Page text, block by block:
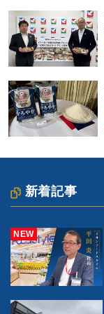
新着記事
NEW